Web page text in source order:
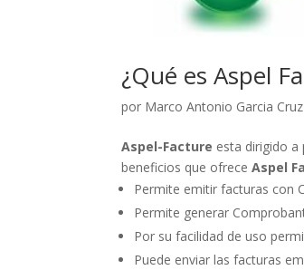
¿Qué es Aspel
por Marco Antonio Garcia Cruz
Aspel-Facture esta dirigido a
beneficios que ofreceAspel
Permite emitir facturas con
Permite generar
Por su facilidad de uso
Puede enviar las facturas